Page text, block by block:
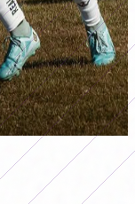
2026. (Foto: